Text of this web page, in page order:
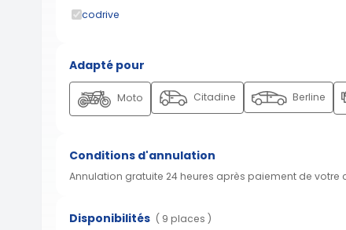
codrive
Adapté pour
Moto Citadine Berline
Conditions d'annulation
Annulation gratuite 24 heures après paiement de
Disponibilités ( 9 places )